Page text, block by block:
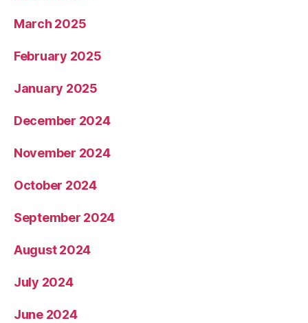
March 2025
February 2025
January 2025
December 2024
November 2024
October 2024
September 2024
August 2024
July 2024
June 2024